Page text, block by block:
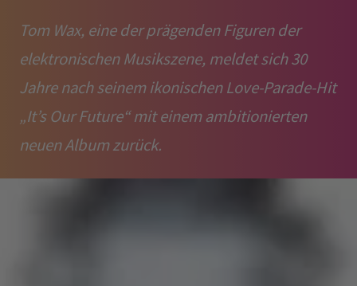
Tom Wax, eine der prägenden Figuren der
elektronischen Musikszene, meldet sich 30
Jahre nach seinem ikonischen Love-Parade-Hit
„It’s Our Future“ mit einem ambitionierten
neuen Album zurück.